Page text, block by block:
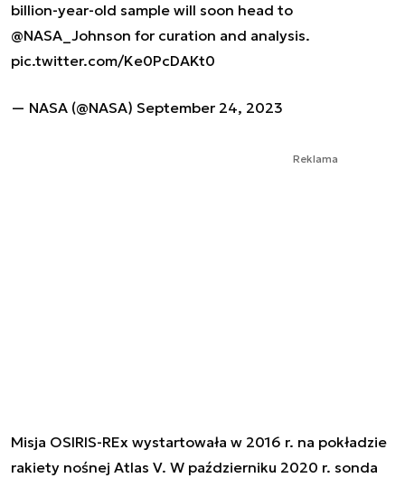
billion-year-old sample will soon head to
@NASA_Johnson for curation and analysis.
pic.twitter.com/Ke0PcDAKt0
— NASA (@NASA) September 24, 2023
Reklama
Misja OSIRIS-REx wystartowała w 2016 r. na pokładzie
rakiety nośnej Atlas V. W październiku 2020 r. sonda